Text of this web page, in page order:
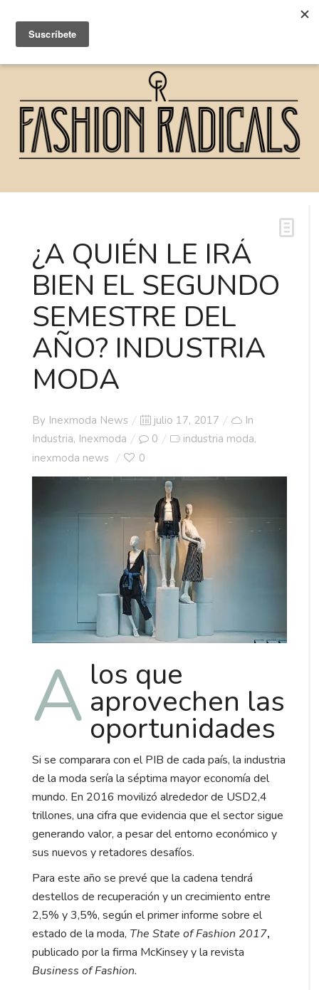
¿A QUIÉN LE IRÁ
BIEN EL SEGUNDO
SEMESTRE DEL
AÑO? INDUSTRIA
MODA
By Inexmoda News
Posted
on
julio 17, 2017
In
Industria, Inexmoda 0 industria moda,
inexmoda news 0
A los que
aprovechen las
oportunidades
Si se comparara con el PIB de cada país, la industria
de la moda sería la séptima mayor economía del
mundo. En 2016 movilizó alrededor de USD2,4
trillones, una cifra que evidencia que el sector sigue
generando valor, a pesar del entorno económico y
sus nuevos y retadores desafíos.
Para este año se prevé que la cadena tendrá
destellos de recuperación y un crecimiento entre
2,5% y 3,5%, según el primer informe sobre el
estado de la moda, The State of Fashion 2017,
publicado por la firma McKinsey y la revista
Business of Fashion.